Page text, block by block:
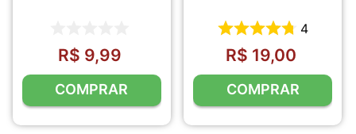
R$ 9,99
COMPRAR
4
R$ 19,00
COMPRAR